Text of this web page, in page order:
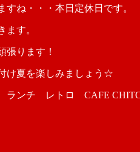
すね・・・本日定休日です。
ます。
張ります！
け夏を楽しみましょう☆
ンチ レトロ CAFE